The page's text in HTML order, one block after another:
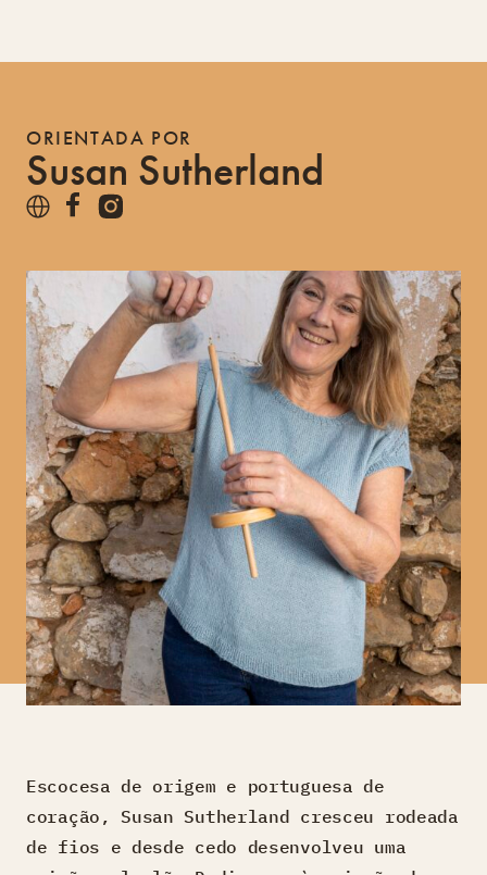
ORIENTADA POR
Susan Sutherland
Escocesa de origem e portuguesa de
coração, Susan Sutherland cresceu rodeada
de fios e desde cedo desenvolveu uma